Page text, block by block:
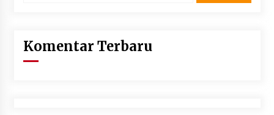
Komentar Terbaru